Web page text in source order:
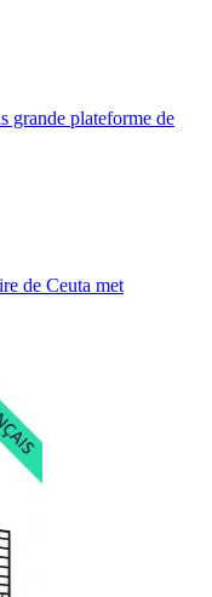
grande plateforme de
de Ceuta met